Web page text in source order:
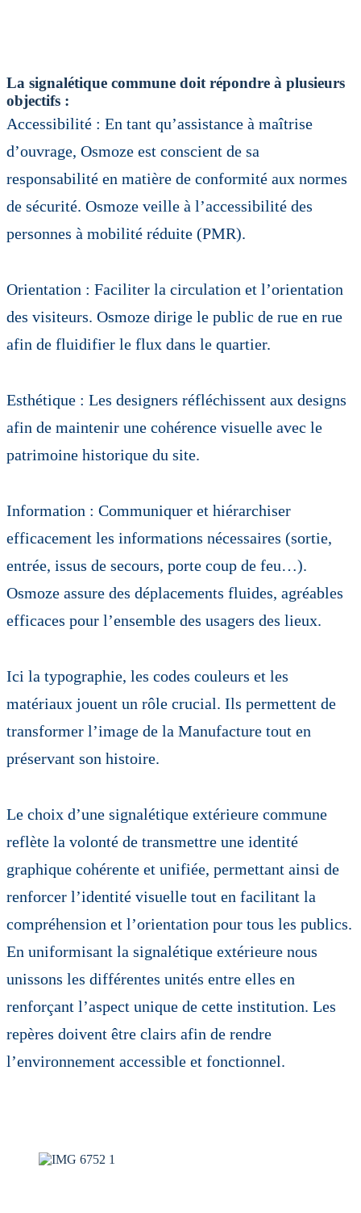
La signalétique commune doit répondre à plusieurs
objectifs :
Accessibilité : En tant qu’assistance à maîtrise
d’ouvrage, Osmoze est conscient de sa
responsabilité en matière de conformité aux normes
de sécurité. Osmoze veille à l’accessibilité des
personnes à mobilité réduite (PMR).
Orientation : Faciliter la circulation et l’orientation
des visiteurs. Osmoze dirige le public de rue en rue
afin de fluidifier le flux dans le quartier.
Esthétique : Les designers réfléchissent aux designs
afin de maintenir une cohérence visuelle avec le
patrimoine historique du site.
Information : Communiquer et hiérarchiser
efficacement les informations nécessaires (sortie,
entrée, issus de secours, porte coup de feu…).
Osmoze assure des déplacements fluides, agréables
efficaces pour l’ensemble des usagers des lieux.
Ici la typographie, les codes couleurs et les
matériaux jouent un rôle crucial. Ils permettent de
transformer l’image de la Manufacture tout en
préservant son histoire.
Le choix d’une signalétique extérieure commune
reflète la volonté de transmettre une identité
graphique cohérente et unifiée, permettant ainsi de
renforcer l’identité visuelle tout en facilitant la
compréhension et l’orientation pour tous les publics.
En uniformisant la signalétique extérieure nous
unissons les différentes unités entre elles en
renforçant l’aspect unique de cette institution. Les
repères doivent être clairs afin de rendre
l’environnement accessible et fonctionnel.